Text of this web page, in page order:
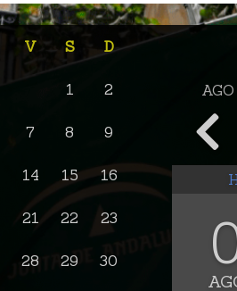
V S D
1 2
7 8 9
14 15 16
21 22 23
28 29 30